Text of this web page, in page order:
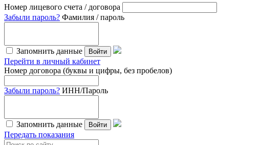
Номер лицевого счета / договора
Забыли пароль? Фамилия / пароль
Запомнить данные Войти
Перейти в личный кабинет
Номер договора (буквы и цифры, без пробелов)
Забыли пароль? ИНН/Пароль
Запомнить данные Войти
Передать показания